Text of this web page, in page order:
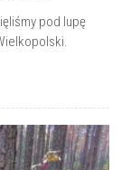
pod lupę